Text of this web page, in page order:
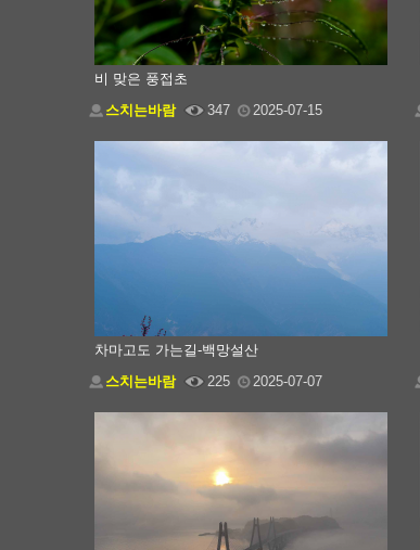
비 맞은 풍접초
스치는바람
347 2025-07-15
차마고도 가는길-백망설산
스치는바람
225 2025-07-07